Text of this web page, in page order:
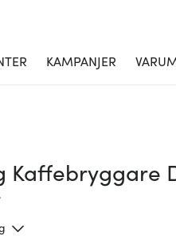
KAMPANJER
Kaffebryggare